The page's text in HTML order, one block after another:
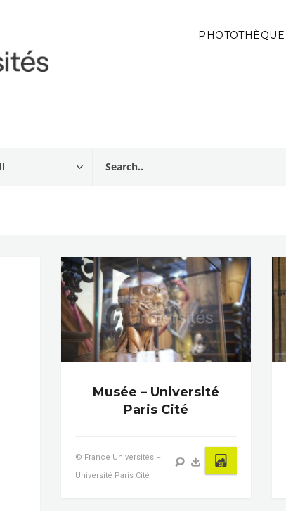
PHOTOTHÈQUE
Musée – Université
Paris Cité
© France Universités –
Université Paris Cité